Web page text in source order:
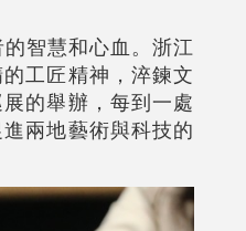
智慧和心血。浙江
工匠精神，淬鍊文
的舉辦，每到一處
兩地藝術與科技的